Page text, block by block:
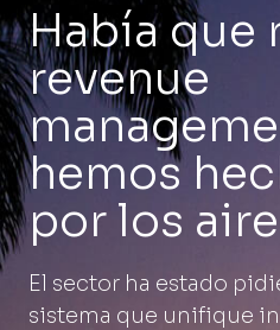
Había que
revenue
hemos
por los
El sector ha estado
sistema que unifique